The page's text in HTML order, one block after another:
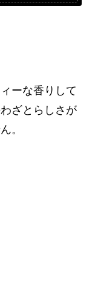
ーな香りして
ざとらしさが
。